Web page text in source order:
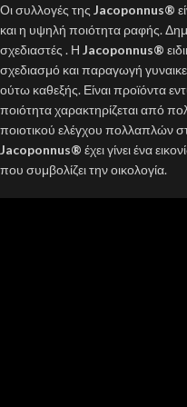
Οι συλλογές της Jacoponnus®
και η υψηλή ποιότητα ραφής.
σχεδιαστές . Η Jacoponnus®
σχεδιασμό και παραγωγή
ούτω καθεξής. Είναι προϊόντα
ποιότητα χαρακτηρίζεται από
ποιοτικού ελέγχου πολλαπλών
Jacoponnus® έχει γίνει ένα
που συμβολίζει την οικολογία.